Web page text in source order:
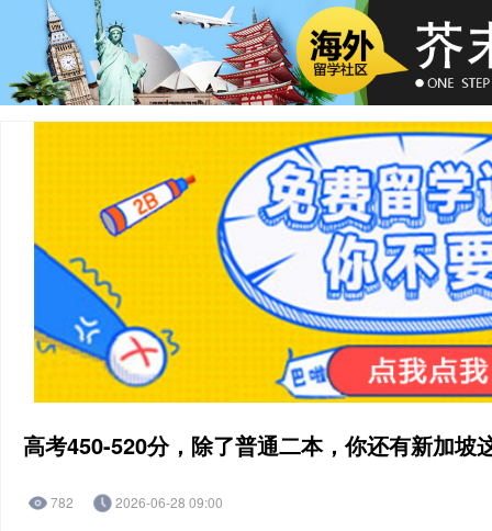
高考450-520分，除了普通二本，你还有新加坡
782 2026-06-28 09:00